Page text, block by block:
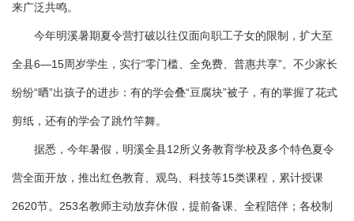
来广泛共鸣。
今年明溪暑期夏令营打破以往仅面向职工子女的限制，扩大至
全县6—15周岁学生，实行“零门槛、全免费、普惠共享”。不少家长
纷纷“晒”出孩子的进步：有的学会叠“豆腐块”被子，有的掌握了花式
剪纸，还有的学会了跳竹竿舞。
据悉，今年暑假，明溪全县12所义务教育学校及多个特色夏令
营全面开放，推出红色教育、观鸟、科技等15类课程，累计授课
2620节。253名教师主动放弃休假，提前备课、全程陪伴；各校制